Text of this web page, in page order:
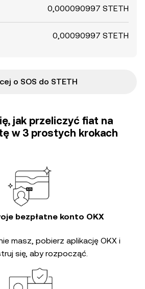
0,000090997 STETH
0,00090997 STETH
o SOS do STETH
jak przeliczyć fiat na
w 3 prostych krokach
bezpłatne konto OKX
masz, pobierz aplikację OKX i
się, aby rozpocząć.